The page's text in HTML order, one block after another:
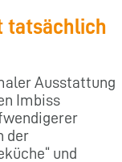
tatsächlich
Ausstattung
Imbiss
der
und